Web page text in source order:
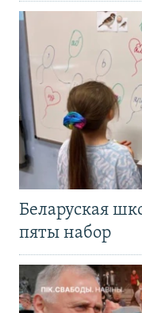
Беларуская
пяты набор